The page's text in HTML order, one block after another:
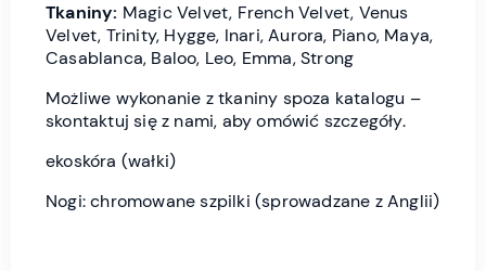
Tkaniny: Magic Velvet, French Velvet, Venus
Velvet, Trinity, Hygge, Inari, Aurora, Piano, Maya,
Casablanca, Baloo, Leo, Emma, Strong
Możliwe wykonanie z tkaniny spoza katalogu –
skontaktuj się z nami, aby omówić szczegóły.
ekoskóra (wałki)
Nogi: chromowane szpilki (sprowadzane z Anglii)